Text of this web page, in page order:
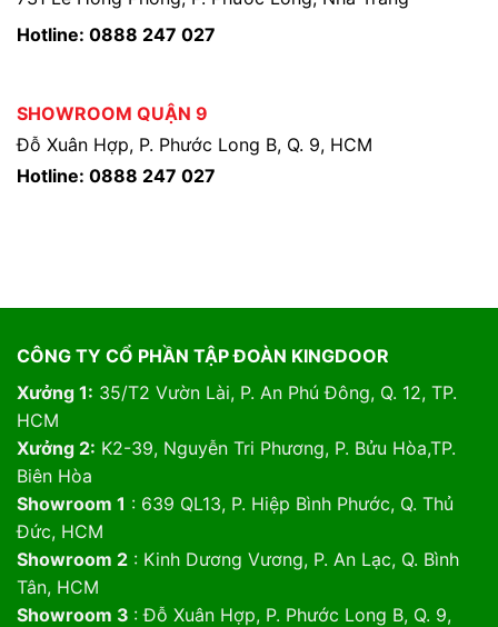
Hotline: 0888 247 027
SHOWROOM QUẬN 9
Đỗ Xuân Hợp, P. Phước Long B, Q. 9, HCM
Hotline: 0888 247 027
CÔNG TY CỔ PHẦN TẬP ĐOÀN KINGDOOR
Xưởng 1: 35/T2 Vườn Lài, P. An Phú Đông, Q. 12, TP.
HCM
Xưởng 2: K2-39, Nguyễn Tri Phương, P. Bửu Hòa,TP.
Biên Hòa
Showroom 1 : 639 QL13, P. Hiệp Bình Phước, Q. Thủ
Đức, HCM
Showroom 2: Kinh Dương Vương, P. An Lạc, Q. Bình
Tân, HCM
Showroom 3 : Đỗ Xuân Hợp, P. Phước Long B, Q. 9,